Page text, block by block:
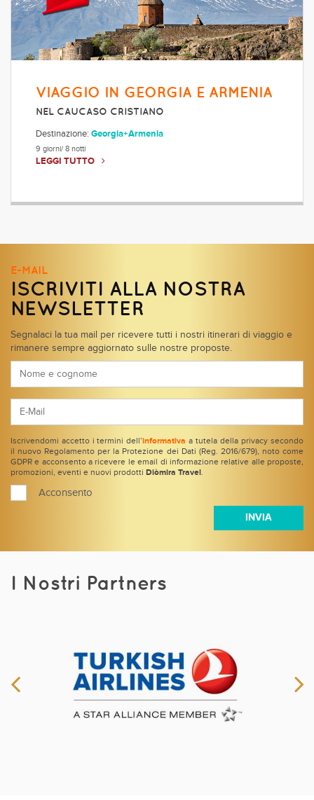
VIAGGIO IN GEORGIA E ARMENIA
NEL CAUCASO CRISTIANO
Destinazione: Georgia+Armenia
9 giorni/ 8 notti
LEGGI TUTTO
E-MAIL
ISCRIVITI ALLA NOSTRA
NEWSLETTER
Segnalaci la tua mail per ricevere tutti i nostri itinerari di viaggio e
rimanere sempre aggiornato sulle nostre proposte.
Iscrivendomi accetto i termini dell’ informativa a tutela della privacy secondo
il nuovo Regolamento per la Protezione dei Dati (Reg. 2016/679), noto come
GDPR e acconsento a ricevere le email di informazione relative alle proposte,
promozioni, eventi e nuovi prodotti Diòmira Travel .
Acconsento
I Nostri Partners